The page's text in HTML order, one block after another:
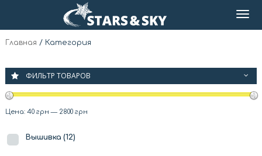
Главная / Категория
ФИЛЬТР ТОВАРОВ
Цена: 40 грн — 2800 грн
Вышивка (12)